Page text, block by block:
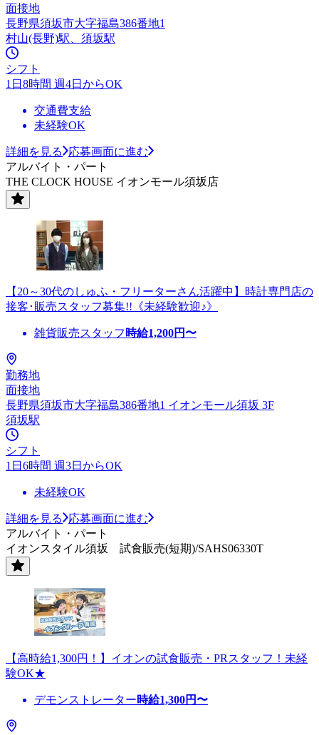
面接地
長野県須坂市大字福島386番地1
村山(長野)駅、須坂駅
シフト
1日8時間 週4日からOK
交通費支給
未経験OK
詳細を見る
応募画面に進む
アルバイト・パート
THE CLOCK HOUSE イオンモール須坂店
【20～30代のしゅふ・フリーターさん活躍中】時計専門店の
接客･販売スタッフ募集!!《未経験歓迎♪》
雑貨販売スタッフ 時給1,200円〜
勤務地
面接地
長野県須坂市大字福島386番地1 イオンモール須坂 3F
須坂駅
シフト
1日6時間 週3日からOK
未経験OK
詳細を見る
応募画面に進む
アルバイト・パート
イオンスタイル須坂 試食販売(短期)/SAHS06330T
【高時給1,300円！】イオンの試食販売・PRスタッフ！未経
験OK★
デモンストレーター時給1,300円〜